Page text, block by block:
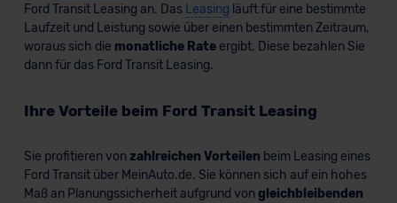
KI-generiert
Bald verfügbar
Ford Transit Leasing an. Das Leasing läuft für eine bestimmte
Laufzeit und Leistung sowie über einen bestimmten Zeitraum,
woraus sich die monatliche Rateergibt. Diese bezahlen Sie
dann für das Ford Transit Leasing.
Ihre Vorteile beim Ford Transit Leasing
Sie profitieren vonzahlreichen Vorteilen beim Leasing eines
Ford Transit über MeinAuto.de. Sie können sich auf ein hohes
Maß an Planungssicherheit aufgrund vongleichbleibenden